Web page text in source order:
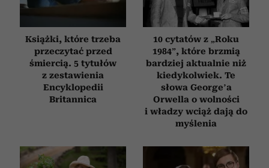
Książki, które trzeba
przeczytać przed
śmiercią. 5 tytułów
z zestawienia
Encyklopedii
Britannica
10 cytatów z „Roku
1984”, które brzmią
bardziej aktualnie niż
kiedykolwiek. Te
słowa George’a
Orwella o wolności
i władzy wciąż dają do
myślenia